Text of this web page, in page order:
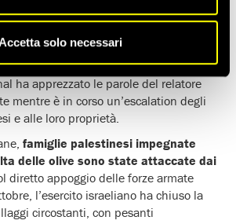
Accetta solo necessari
e di discriminazione razziale che
delle abitazioni palestinesi è “a dir
ha apprezzato le parole del relatore
mentre è in corso un’escalation degli
e alle loro proprietà.
famiglie palestinesi impegnate
delle olive sono state attaccate dai
diretto appoggio delle forze armate
l’esercito israeliano ha chiuso la
circostanti, con pesanti